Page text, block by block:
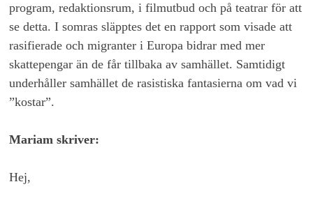
program, redaktionsrum, i filmutbud och på teatrar för att
se detta. I somras släpptes det en rapport som visade att
rasifierade och migranter i Europa bidrar med mer
skattepengar än de får tillbaka av samhället. Samtidigt
underhåller samhället de rasistiska fantasierna om vad vi
”kostar”.
Mariam skriver:
Hej,